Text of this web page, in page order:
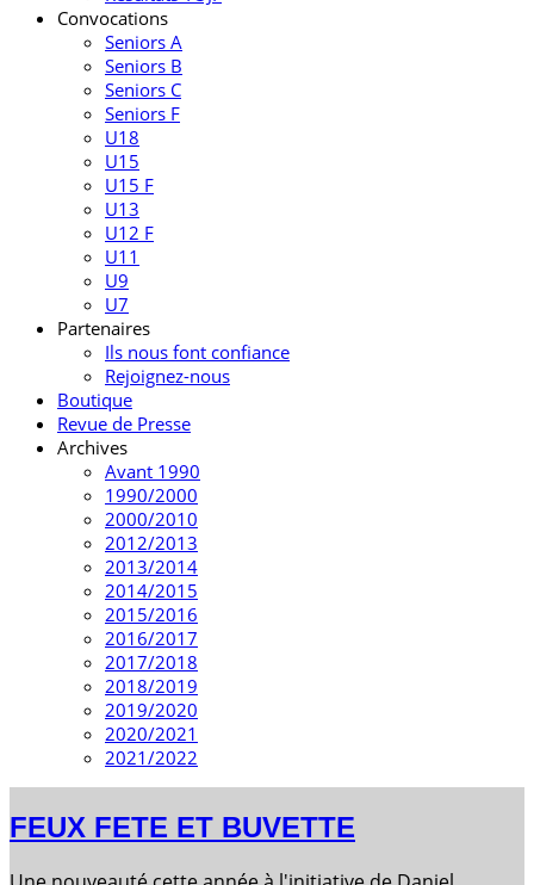
Convocations
Seniors A
Seniors B
Seniors C
Seniors F
U18
U15
U15 F
U13
U12 F
U11
U9
U7
Partenaires
Ils nous font confiance
Rejoignez-nous
Boutique
Revue de Presse
Archives
Avant 1990
1990/2000
2000/2010
2012/2013
2013/2014
2014/2015
2015/2016
2016/2017
2017/2018
2018/2019
2019/2020
2020/2021
2021/2022
FEUX FETE ET BUVETTE